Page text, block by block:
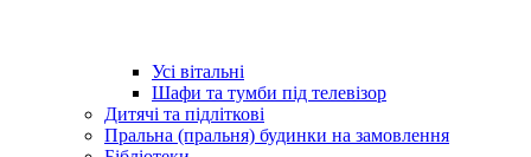
Усі вітальні
Шафи та тумби під телевізор
Дитячі та підліткові
Пральна (пральня) будинки на замовлення